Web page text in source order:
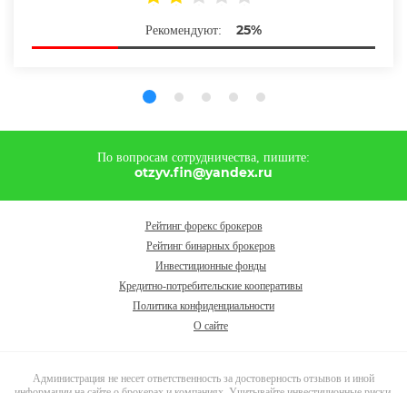
Рекомендуют: 25%
По вопросам сотрудничества, пишите:
otzyv.fin@yandex.ru
Рейтинг форекс брокеров
Рейтинг бинарных брокеров
Инвестиционные фонды
Кредитно-потребительские кооперативы
Политика конфиденциальности
О сайте
Администрация не несет ответственность за достоверность отзывов и иной